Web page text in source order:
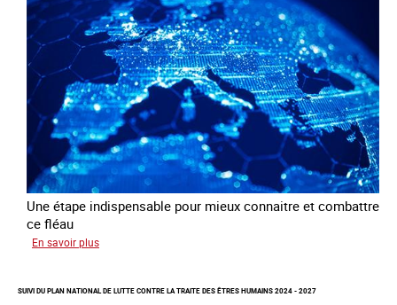
traite
à
des
fins
d’exploitation
sexuelle
Une étape indispensable pour mieux connaitre et combattre
ce fléau
En savoir plus
qualité
SUIVI DU PLAN NATIONAL DE LUTTE CONTRE LA TRAITE DES ÊTRES HUMAINS 2024 - 2027